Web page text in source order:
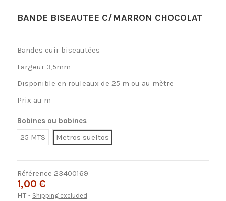
BANDE BISEAUTEE C/MARRON CHOCOLAT
Bandes cuir biseautées
Largeur 3,5mm
Disponible en rouleaux de 25 m ou au mètre
Prix au m
Bobines ou bobines
25 MTS
Metros sueltos
Référence 23400169
1,00 €
HT Shipping excluded